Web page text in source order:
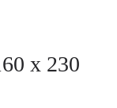
x 230